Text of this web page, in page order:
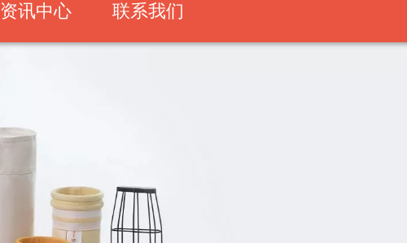
资讯中心 联系我们